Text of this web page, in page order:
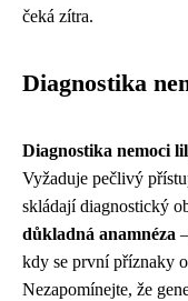
čeká zítra.
Diagnostika
Diagnostika nemoci
Vyžaduje pečlivý
skládají diagnostický
důkladná anamnéza
kdy se první příznaky
Nezapomínejte, že